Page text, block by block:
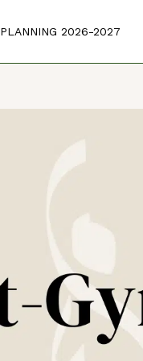
PLANNING 2026-2027